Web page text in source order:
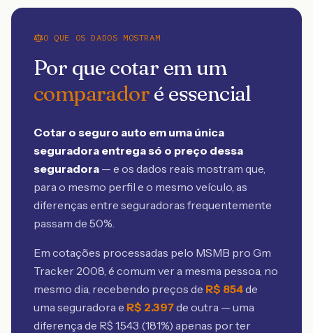
O QUE OS DADOS MOSTRAM
Por que cotar em um
comparadoré essencial
Cotar o seguro auto em uma única
seguradora entrega só o preço dessa
seguradora — e os dados reais mostram que,
para o mesmo perfil e o mesmo veículo, as
diferenças entre seguradoras frequentemente
passam de 50%.
Em cotações processadas pelo MSMB pro Gm
Tracker 2008, é comum ver a mesma pessoa, no
mesmo dia, recebendo preços de R$ 854de
uma seguradora e R$ 2.397de outra — uma
diferença de R$ 1.543 (181%) apenas por ter